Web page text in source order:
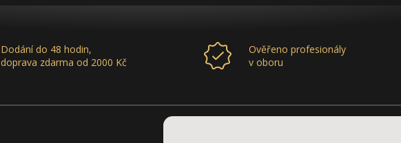
Dodání do 48 hodin,
doprava zdarma od 2000 Kč
Ověřeno profesionály
v oboru